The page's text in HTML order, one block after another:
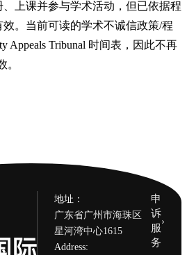
上课并参与学术活动，但已依据程
。当前可读的学术不诚信政策/程
Appeals Tribunal 时间表，因此不再
。
地址：
广东省广州市海珠区
星河湾中心1615
Address:
申
诉
服
务
›